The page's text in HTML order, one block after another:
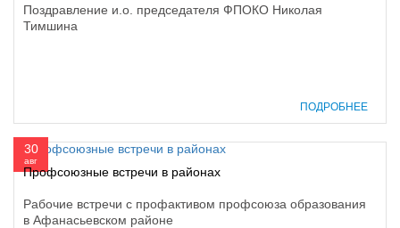
Поздравление и.о. председателя ФПОКО Николая
Тимшина
ПОДРОБНЕЕ
30
авг
Профсоюзные встречи в районах
Рабочие встречи с профактивом профсоюза образования
в Афанасьевском районе